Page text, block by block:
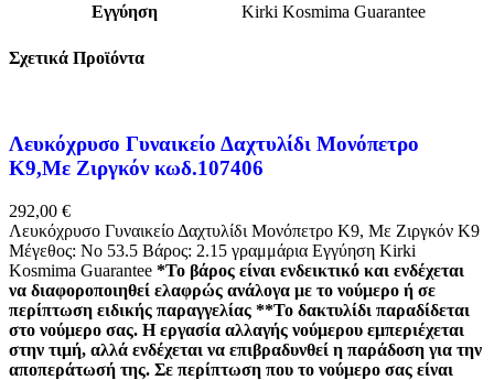
Εγγύηση
Kirki Kosmima Guarantee
Σχετικά Προϊόντα
Λευκόχρυσο Γυναικείο Δαχτυλίδι Μονόπετρο
Κ9,Με Ζιργκόν κωδ.107406
292,00 €
Λευκόχρυσο Γυναικείο Δαχτυλίδι Μονόπετρο Κ9, Με Ζιργκόν K9
Μέγεθος: Νο 53.5 Βάρος: 2.15 γραμμάρια Εγγύηση Kirki
Kosmima Guarantee *Το βάρος είναι ενδεικτικό και ενδέχεται
να διαφοροποιηθεί ελαφρώς ανάλογα με το νούμερο ή σε
περίπτωση ειδικής παραγγελίας **Το δακτυλίδι παραδίδεται
στο νούμερο σας. Η εργασία αλλαγής νούμερου εμπεριέχεται
στην τιμή, αλλά ενδέχεται να επιβραδυνθεί η παράδοση για την
αποπεράτωσή της. Σε περίπτωση που το νούμερο σας είναι